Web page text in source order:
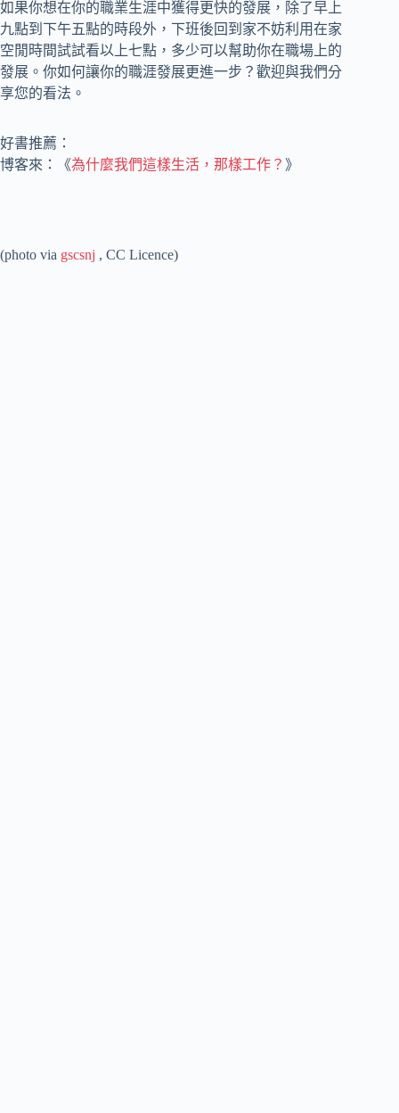
如果你想在你的職業生涯中獲得更快的發展，除了早上
九點到下午五點的時段外，下班後回到家不妨利用在家
空閒時間試試看以上七點，多少可以幫助你在職場上的
發展。你如何讓你的職涯發展更進一步？歡迎與我們分
享您的看法。
好書推薦：
博客來：《為什麼我們這樣生活，那樣工作？ 》
(photo via gscsnj , CC Licence)